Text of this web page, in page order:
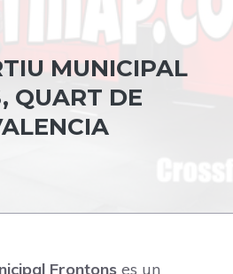
MUNICIPAL
QUART DE
Frontons es un